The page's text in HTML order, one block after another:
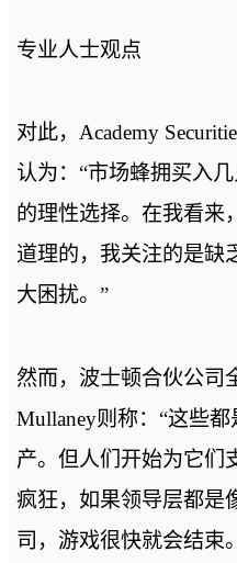
专业人士观点
对此，Academy
认为：“市场蜂拥买入
的理性选择。在我看来
道理的，我关注的是缺
大困扰。”
然而，波士顿合伙公司
Mullaney则称：“这些
产。但人们开始为它们
疯狂，如果领导层都是
司，游戏很快就会结束